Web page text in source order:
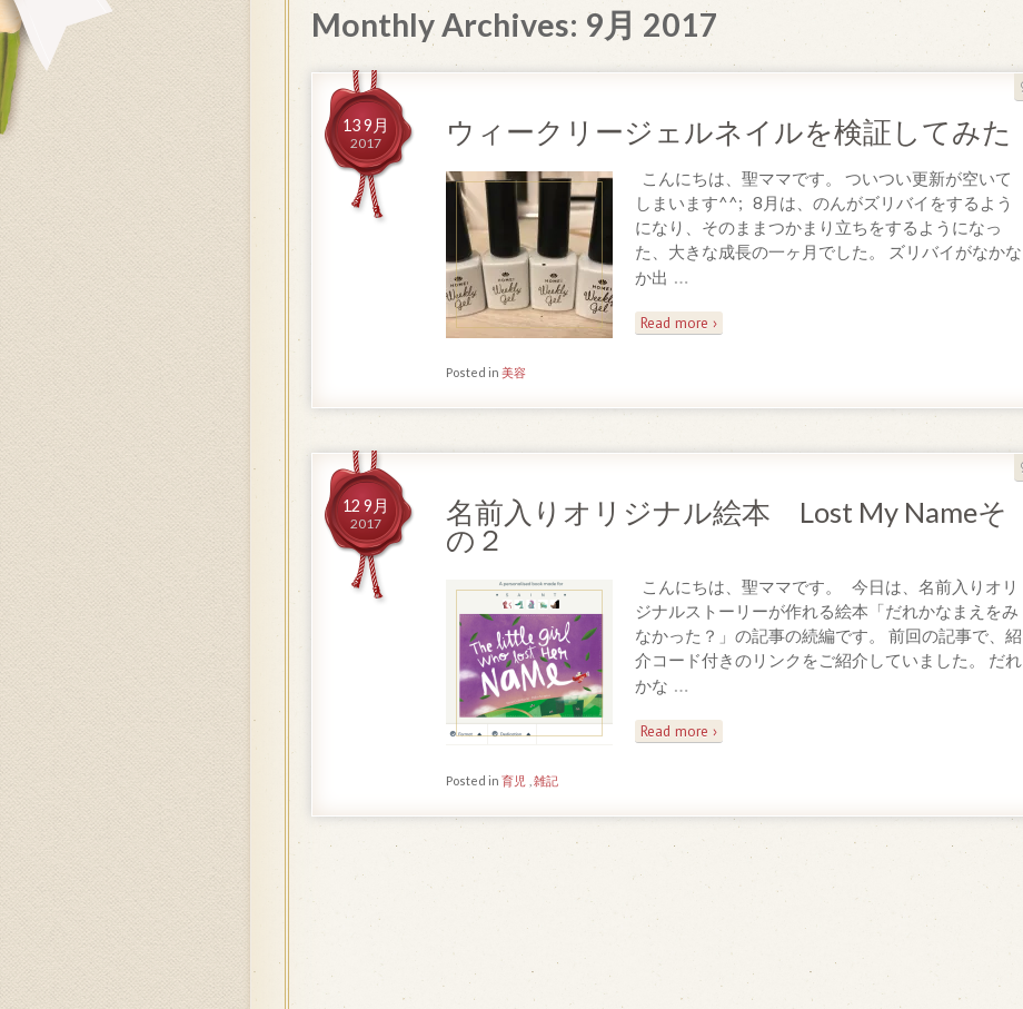
Monthly Archives: 9月 2017
ウィークリージェルネイルを検証してみた
13 9月
2017
こんにちは、聖ママです。 ついつい更新が空いて
しまいます^^; 8月は、のんがズリバイをするよう
になり、そのままつかまり立ちをするようになっ
た、大きな成長の一ヶ月でした。 ズリバイがなかな
か出 …
Read more ›
Posted in 美容
名前入りオリジナル絵本 Lost My Nameそ
の２
12 9月
2017
こんにちは、聖ママです。 今日は、名前入りオリ
ジナルストーリーが作れる絵本「だれかなまえをみ
なかった？」の記事の続編です。 前回の記事で、紹
介コード付きのリンクをご紹介していました。 だれ
かな …
Read more ›
Posted in 育児 雑記